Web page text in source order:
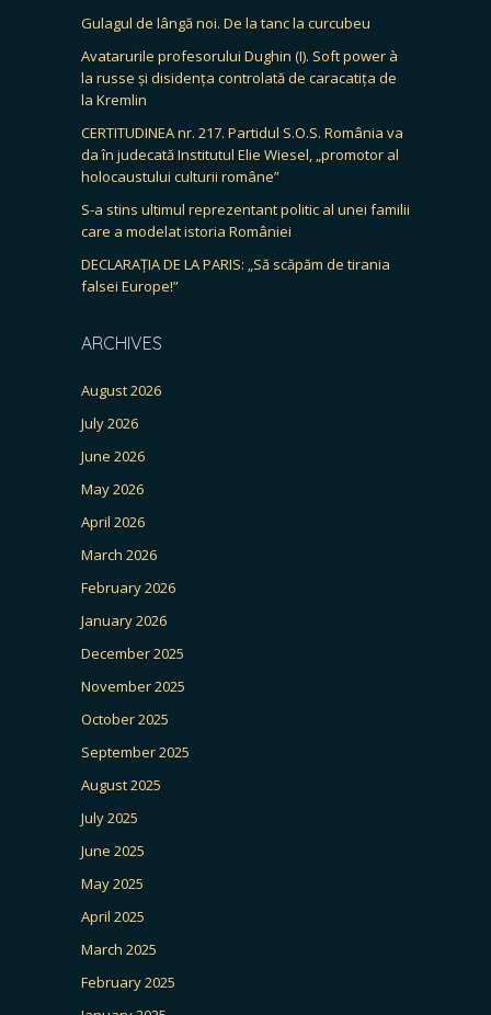
Gulagul de lângă noi. De la tanc la curcubeu
Avatarurile profesorului Dughin (I). Soft power à
la russe și disidența controlată de caracatița de
la Kremlin
CERTITUDINEA nr. 217. Partidul S.O.S. România va
da în judecată Institutul Elie Wiesel, „promotor al
holocaustului culturii române”
S-a stins ultimul reprezentant politic al unei familii
care a modelat istoria României
DECLARAȚIA DE LA PARIS: „Să scăpăm de tirania
falsei Europe!”
ARCHIVES
August 2026
July 2026
June 2026
May 2026
April 2026
March 2026
February 2026
January 2026
December 2025
November 2025
October 2025
September 2025
August 2025
July 2025
June 2025
May 2025
April 2025
March 2025
February 2025